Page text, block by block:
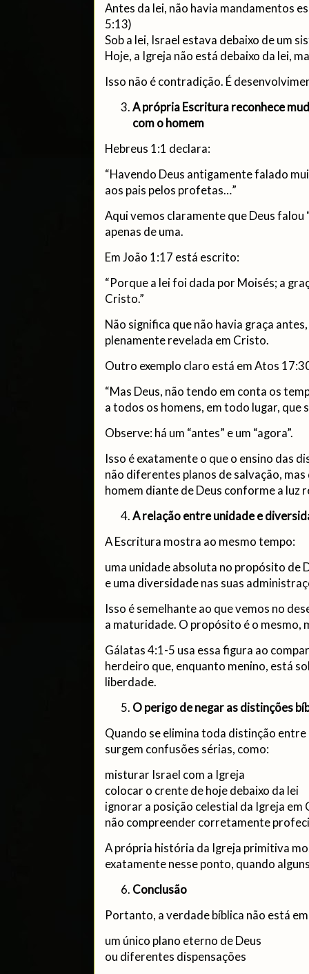
Antes da lei, não havia mandamentos
5:13)
Sob a lei, Israel estava debaixo de um
Hoje, a Igreja não está debaixo da lei,
Isso não é contradição. É
A própria Escritura reconhece
com o homem
Hebreus 1:1 declara:
“Havendo Deus antigamente falado
aos pais pelos profetas…”
Aqui vemos claramente que Deus falou
apenas de uma.
Em João 1:17 está escrito:
“Porque a lei foi dada por Moisés; a
Cristo.”
Não significa que não havia graça
plenamente revelada em Cristo.
Outro exemplo claro está em Atos
“Mas Deus, não tendo em conta os
a todos os homens, em todo lugar, que
Observe: há um “antes” e um “agora”.
Isso é exatamente o que o ensino das
não diferentes planos de salvação,
homem diante de Deus conforme a luz
A relação entre unidade e
A Escritura mostra ao mesmo tempo:
uma unidade absoluta no propósito de
e uma diversidade nas suas
Isso é semelhante ao que vemos no
a maturidade. O propósito é o mesmo,
Gálatas 4:1-5 usa essa figura ao
herdeiro que, enquanto menino, está
liberdade.
O perigo de negar as distinções
Quando se elimina toda distinção
surgem confusões sérias, como:
misturar Israel com a Igreja
colocar o crente de hoje debaixo da lei
ignorar a posição celestial da Igreja em
não compreender corretamente
A própria história da Igreja primitiva
exatamente nesse ponto, quando
Conclusão
Portanto, a verdade bíblica não está
um único plano eterno de Deus
ou diferentes dispensações